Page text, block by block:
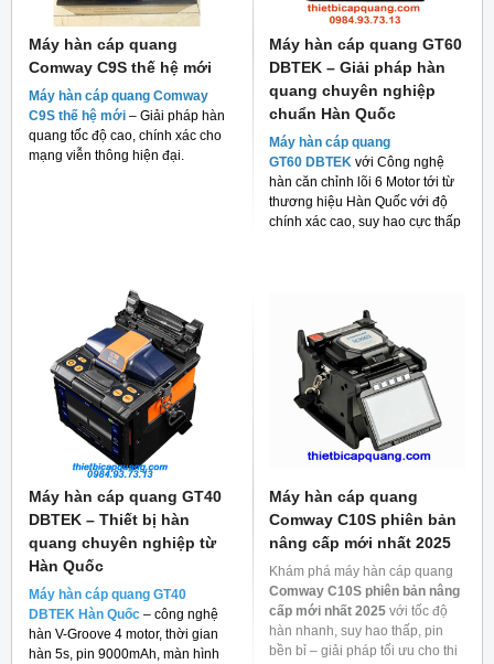
Máy hàn cáp quang
Comway C9S thế hệ mới
Máy hàn cáp quang Comway
C9S thế hệ mới – Giải pháp hàn
quang tốc độ cao, chính xác cho
mạng viễn thông hiện đại.
Máy hàn cáp quang GT60
DBTEK – Giải pháp hàn
quang chuyên nghiệp
chuẩn Hàn Quốc
Máy hàn cáp quang
GT60 DBTEK với Công nghệ
hàn căn chỉnh lõi 6 Motor tới từ
thương hiệu Hàn Quốc với độ
chính xác cao, suy hao cực thấp
Máy hàn cáp quang GT40
DBTEK – Thiết bị hàn
quang chuyên nghiệp từ
Hàn Quốc
Máy hàn cáp quang GT40
DBTEK Hàn Quốc – công nghệ
hàn V-Groove 4 motor, thời gian
hàn 5s, pin 9000mAh, màn hình
Máy hàn cáp quang
Comway C10S phiên bản
nâng cấp mới nhất 2025
Khám phá máy hàn cáp quang
Comway C10S phiên bản nâng
cấp mới nhất 2025 với tốc độ
hàn nhanh, suy hao thấp, pin
bền bỉ – giải pháp tối ưu cho thi